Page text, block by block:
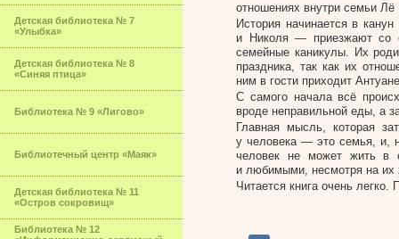
Детская библиотека № 7
«Улыбка»
Детская библиотека № 8
«Синяя птица»
Библиотека № 9 «Лигово»
Библиотечный центр «Маяк»
Детская библиотека № 11
«Остров сокровищ»
Библиотека № 12
отношениях внутри семьи Лё
История начинается в
и Николя — приезжают со
семейные каникулы. Их
праздника, так как их
ним в гости приходит
С самого начала всё
вроде неправильной еды, а
Главная мысль, которая
у человека — это семья, и,
человек не может жить в
и любимыми, несмотря на их
Читается книга очень